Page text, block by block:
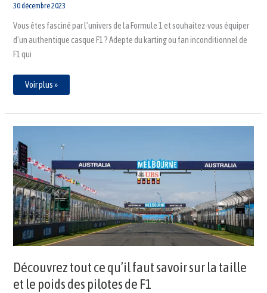
30 décembre 2023
Vous êtes fasciné par l’univers de la Formule 1 et souhaitez-vous équiper
d’un authentique casque F1 ? Adepte du karting ou fan inconditionnel de
F1 qui
Voir plus »
Découvrez tout ce qu’il faut savoir sur la taille
et le poids des pilotes de F1
Découvrez
ce
qu’il
faut
savoir
sur
la
taille
et
le
poids
des
pilotes
de